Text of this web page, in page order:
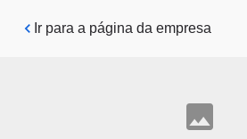
Pular para o conteúdo principal
Ir para a página da empresa